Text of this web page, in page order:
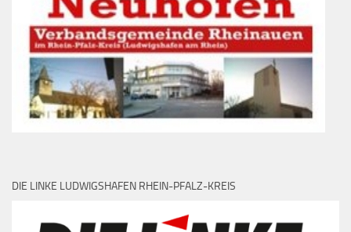
DIE LINKE LUDWIGSHAFEN RHEIN-PFALZ-KREIS